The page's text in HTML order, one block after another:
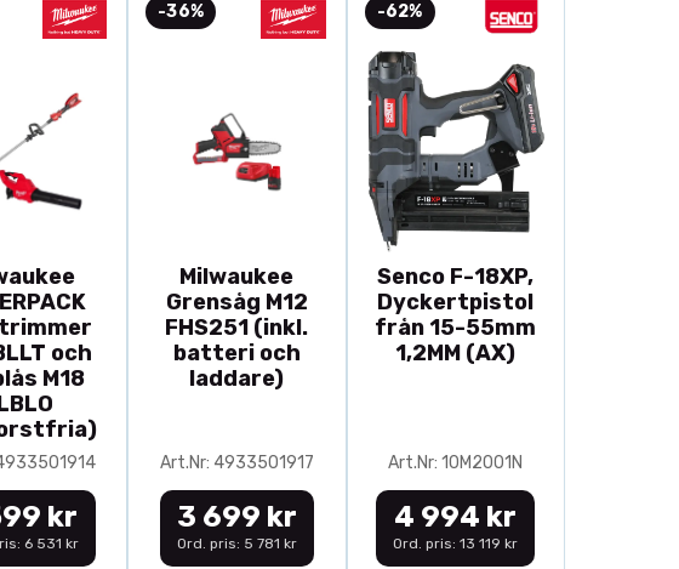
och
M18
kr
6 531 kr
-36%
Milwaukee
Grensåg M12
FHS251 (inkl.
batteri och
laddare)
Art.Nr: 4933501917
3 699 kr
Ord. pris: 5 781 kr
-62%
Senco F-18XP,
Dyckertpistol
från 15-55mm
1,2MM (AX)
Art.Nr: 10M2001N
4 994 kr
Ord. pris: 13 119 kr